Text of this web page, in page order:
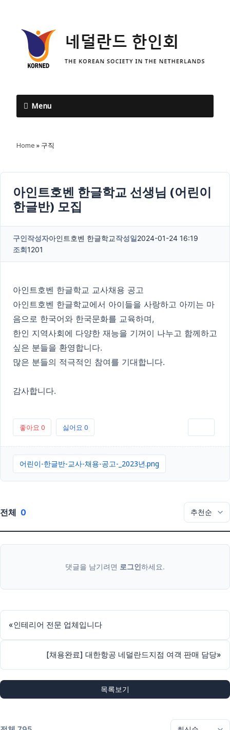
Menu
Home » 구직
아인트호벤 한글학교 선생님 (어린이
한글반) 모집
구인작성자아인트호벤 한글학교작성일2024-01-24 16:19
조회1201
아인트호벤 한글학교 교사채용 공고
아인트호벤 한글학교에서 아이들을 사랑하고 아끼는 마
음으로 한국어와 한국문화를 교육하며,
한인 지역사회에 다양한 재능을 기꺼이 나누고 함께하고
싶은 분들을 환영합니다.
많은 분들의 적극적인 참여를 기대합니다.
감사합니다.
좋아요 0 싫어요 0
어린이-한글반-교사-채용-공고-_2023년.png
전체 0
댓글을 남기려면 로그인하세요.
«인테리어 전문 업체입니다
[채용완료] 대한항공 네덜란드지점 여객 판매 담당»
목록보기